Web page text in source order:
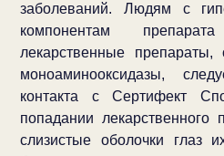
заболеваний. Людям с
компонентам
лекарственные препараты,
моноаминооксидазы,
контакта с Сертифект
попадании
слизистые оболочки глаз